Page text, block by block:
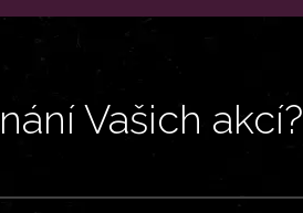
Vašich akcí?